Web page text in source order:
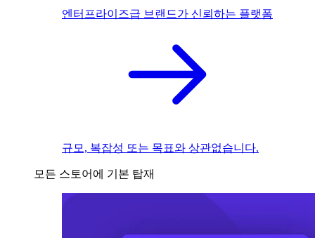
엔터프라이즈급 브랜드가 신뢰하는 플랫폼
규모, 복잡성 또는 목표와 상관없습니다.
모든 스토어에 기본 탑재